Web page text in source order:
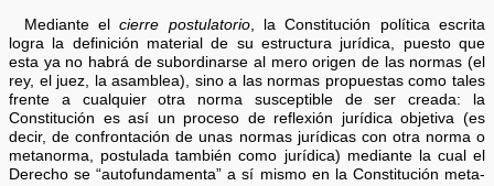
Mediante elcierre postulatorio, la Constitución política escrita
logra la definición material de su estructura jurídica, puesto que
esta ya no habrá de subordinarse al mero origen de las normas (el
rey, el juez, la asamblea), sino a las normas propuestas como tales
frente a cualquier otra norma susceptible de ser creada: la
Constitución es así un proceso de reflexión jurídica objetiva (es
decir, de confrontación de unas normas jurídicas con otra norma o
metanorma, postulada también como jurídica) mediante la cual el
Derecho se “autofundamenta” a sí mismo en la Constitución meta-